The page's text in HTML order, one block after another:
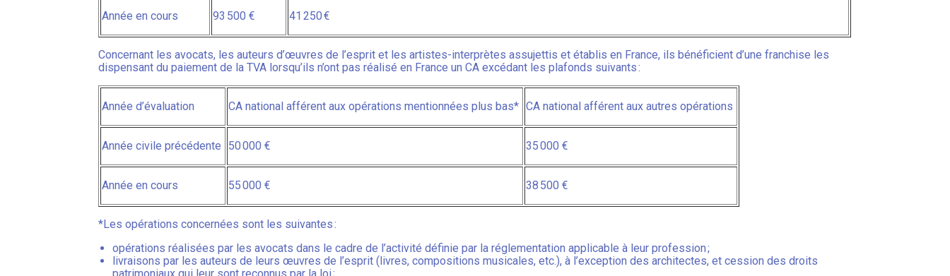
Année en cours 93 500 € 41 250 €
Concernant les avocats, les auteurs d’œuvres de l’esprit et les artistes-interprètes assujettis et établis en France, ils bénéficient d’une franchise les
dispensant du paiement de la TVA lorsqu’ils n’ont pas réalisé en France un CA excédant les plafonds suivants :
Année d’évaluation CA national afférent aux opérations mentionnées plus bas* CA national afférent aux autres opérations
Année civile précédente 50 000 € 35 000 €
Année en cours 55 000 € 38 500 €
*Les opérations concernées sont les suivantes :
opérations réalisées par les avocats dans le cadre de l’activité définie par la réglementation applicable à leur profession ;
livraisons par les auteurs de leurs œuvres de l’esprit (livres, compositions musicales, etc.), à l’exception des architectes, et cession des droits
patrimoniaux qui leur sont reconnus par la loi ;